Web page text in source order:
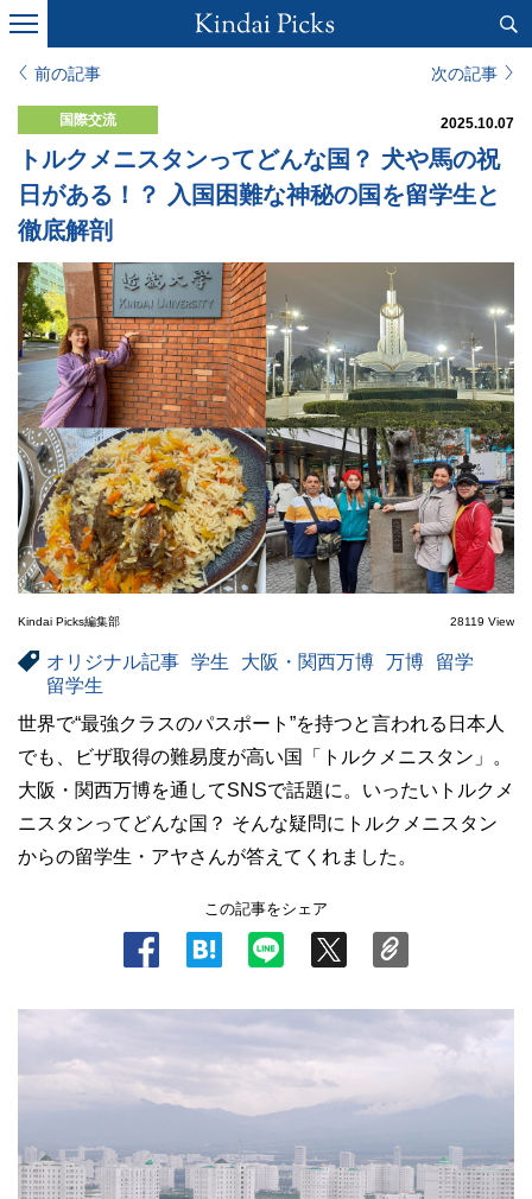
前の記事 次の記事
国際交流 2025.10.07
トルクメニスタンってどんな国？ 犬や馬の祝
日がある！？ 入国困難な神秘の国を留学生と
徹底解剖
Kindai Picks編集部 28119 View
オリジナル記事 学生 大阪・関西万博 万博
留学
留学生
世界で“最強クラスのパスポート”を持つと言われる日本人
でも、ビザ取得の難易度が高い国「トルクメニスタン」。
大阪・関西万博を通してSNSで話題に。いったいトルクメ
ニスタンってどんな国？ そんな疑問にトルクメニスタン
からの留学生・アヤさんが答えてくれました。
この記事をシェア